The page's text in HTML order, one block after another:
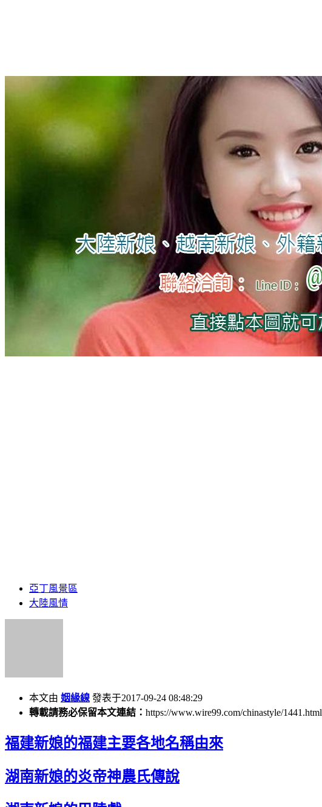
亞丁風景區
大陸風情
本文由 姻緣線 發表于2017-09-24 08:48:29
轉載請務必保留本文連結： https://www.wire99.com/chinastyle/1441.html
福建新娘的福建主要各地名稱由來
湖南新娘的炎帝神農氏傳說